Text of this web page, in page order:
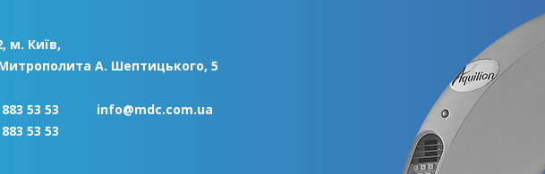
м. Київ,
А. Шептицького, 5
53 53
53 53
info@mdc.com.ua